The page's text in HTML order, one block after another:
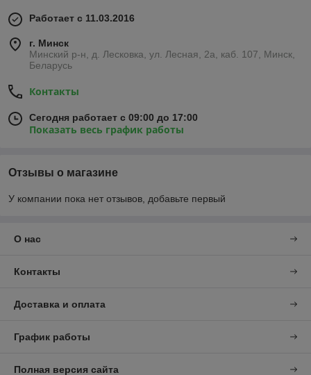
Работает с 11.03.2016
г. Минск
Минский р-н, д. Лесковка, ул. Лесная, 2а, каб. 107, Минск,
Беларусь
Контакты
Сегодня работает с 09:00 до 17:00
Показать весь график работы
Отзывы о магазине
У компании пока нет отзывов, добавьте первый
О нас
Контакты
Доставка и оплата
График работы
Полная версия сайта